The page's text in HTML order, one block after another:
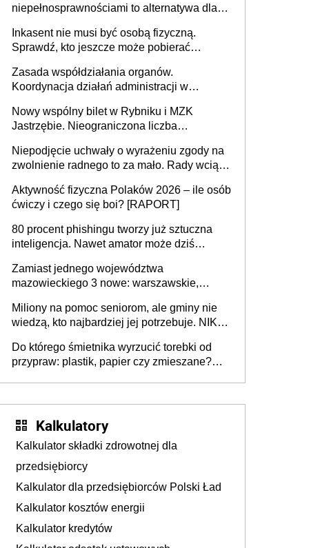
niepełnosprawnościami to alternatywa dla
samodzielnie lub z rodziną
Inkasent nie musi być osobą fizyczną.
Sprawdź, kto jeszcze może pobierać
Zasada współdziałania organów.
Koordynacja działań administracji w
Nowy wspólny bilet w Rybniku i MZK
Jastrzębie. Nieograniczona liczba
Niepodjęcie uchwały o wyrażeniu zgody na
zwolnienie radnego to za mało. Rady wciąż
rozstrzygać sprawy
Aktywność fizyczna Polaków 2026 – ile osób
ćwiczy i czego się boi? [RAPORT]
80 procent phishingu tworzy już sztuczna
inteligencja. Nawet amator może dziś
Zamiast jednego województwa
mazowieckiego 3 nowe: warszawskie,
Europie nie ma tak dużych jednostek
stołecznych
Miliony na pomoc seniorom, ale gminy nie
wiedzą, kto najbardziej jej potrzebuje. NIK
Do którego śmietnika wyrzucić torebki od
przypraw: plastik, papier czy zmieszane?
Kalkulatory
Kalkulator składki zdrowotnej dla
przedsiębiorcy
Kalkulator dla przedsiębiorców Polski Ład
Kalkulator kosztów energii
Kalkulator kredytów